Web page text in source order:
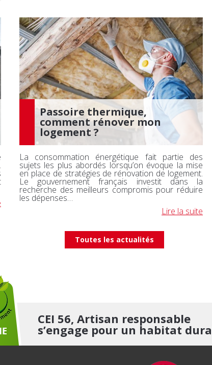
Passoire thermique,
comment rénover mon
logement ?
La consommation énergétique fait partie des
sujets les plus abordés lorsqu’on évoque la mise
en place de stratégies de rénovation de logement.
Le gouvernement français investit dans la
recherche des meilleurs compromis pour réduire
les dépenses…
Lire la suite
Toutes les actualités
CEI 56, Artisan responsable
s’engage pour un habitat